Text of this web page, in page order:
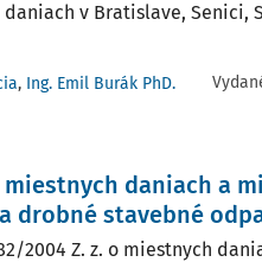
v Bratislave, Senici,
, Ing. Emil Burák PhD.
miestnych daniach a
drobné stavebné
2004 Z. z. o miestnych